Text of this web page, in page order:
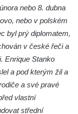
nebo 8. dubna
nebo v polském
byl prý diplomatem,
v české řeči a
Enrique Stanko
a pod kterým žil a
a své pravé
vlastní
střední